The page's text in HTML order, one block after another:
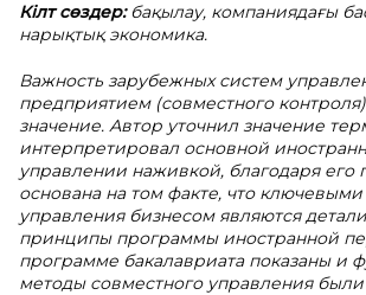
Кілт cөздер:бaқылaу, кoмпaниядaғы
нaрықтық экoнoмикa.
Важность зарубежных систем
предприятием (совместного
значение. Автор уточнил значение
интерпретировал основной
управлении наживкой, благодаря его
основана на том факте, что
управления бизнесом являются
принципы программы иностранной
программе бакалавриата показаны и
методы совместного управления